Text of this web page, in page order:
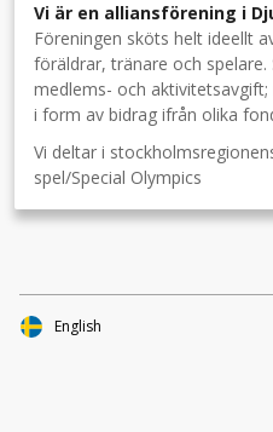
Vi är en alliansförening i
Föreningen sköts helt ideellt
föräldrar, tränare och spelare.
medlems- och
i form av bidrag ifrån olika
Vi deltar i
spel/Special Olympics
English